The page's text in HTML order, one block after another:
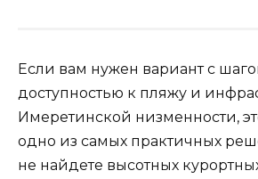
Если вам нужен вариант с
доступностью к пляжу и
Имеретинской низменности,
одно из самых практичных
не найдете высотных